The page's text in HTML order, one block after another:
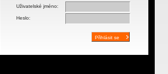
Uživatelské jméno:
Heslo: